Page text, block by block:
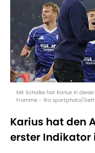
Mit Schalke hat Karius in
Fromme - firo sportphoto/
Karius hat den
erster Indikator